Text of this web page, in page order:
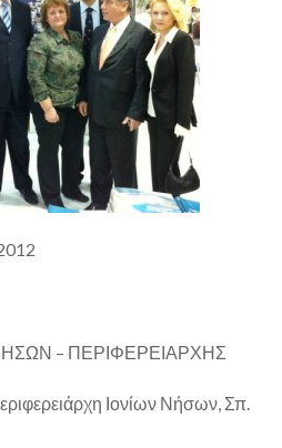
– ΠΕΡΙΦΕΡΕΙΑΡΧΗΣ
Ιονίων Νήσων, Σπ.